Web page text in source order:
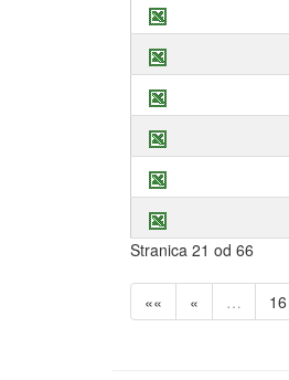
Stranica 21 od 66
«« « … 16